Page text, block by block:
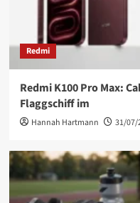
Redmi
Redmi K100 Pro Max:
Flaggschiff im
Hannah Hartmann 31/07/